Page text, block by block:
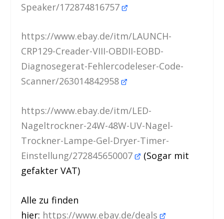
Speaker/172874816757
https://www.ebay.de/itm/LAUNCH-
CRP129-Creader-VIII-OBDII-EOBD-
Diagnosegerat-Fehlercodeleser-Code-
Scanner/263014842958
https://www.ebay.de/itm/LED-
Nageltrockner-24W-48W-UV-Nagel-
Trockner-Lampe-Gel-Dryer-Timer-
Einstellung/272845650007
(Sogar mit
gefakter VAT)
Alle zu finden
hier: https://www.ebay.de/deals